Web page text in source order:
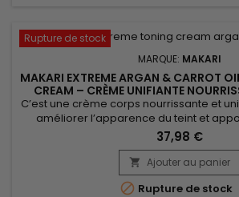
Rupture de stock
MARQUE: MAKARI
MAKARI EXTREME ARGAN & CARROT
CREAM – CRÈME UNIFIANTE
D’ARGAN
C’est une crème corps nourrissante et
améliorer l’apparence du teint et
Makari Extreme Argan & Carrot Oil Cream
racine de mûrier, l’huile d’argan, l’extrait
graines de carotte et la vitamine E
hydrater et aider à harmoniser
37,98 €
 Ajouter au panier
 Rupture de stock